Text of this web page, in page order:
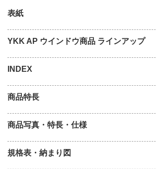
表紙
YKK AP ウインドウ商品 ラインアップ
INDEX
商品特長
商品写真・特長・仕様
規格表・納まり図